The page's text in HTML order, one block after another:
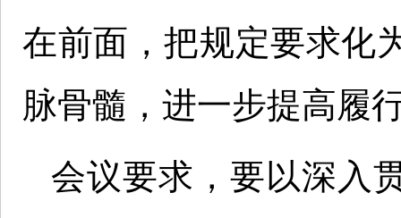
在前面，把规定要求化
脉骨髓，进一步提高履
会议要求，要以深入